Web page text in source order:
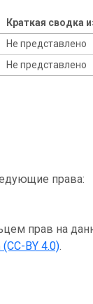
Краткая сводка
Не представлено
Не представлено
права:
прав на
BY 4.0).